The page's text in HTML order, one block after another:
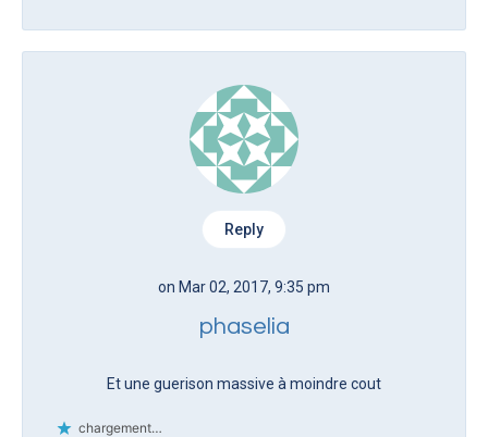
Reply
on Mar 02, 2017, 9:35 pm
phaselia
Et une guerison massive à moindre cout
chargement…